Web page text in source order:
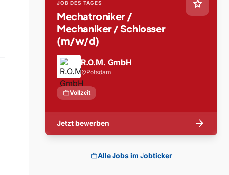
star
JOB DES TAGES
Mechatroniker /
Mechaniker / Schlosser
(m/w/d)
R.O.M. GmbH
location_on Potsdam
workVollzeit
Jetzt bewerben arrow_forward
workAlle Jobs im Jobticker